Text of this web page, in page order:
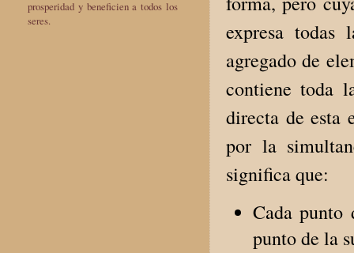
expresa todas
agregado de
contiene toda
directa de esta
por la
significa que:
Cada punto
punto de la
prosperidad y beneficien a todos los
seres.